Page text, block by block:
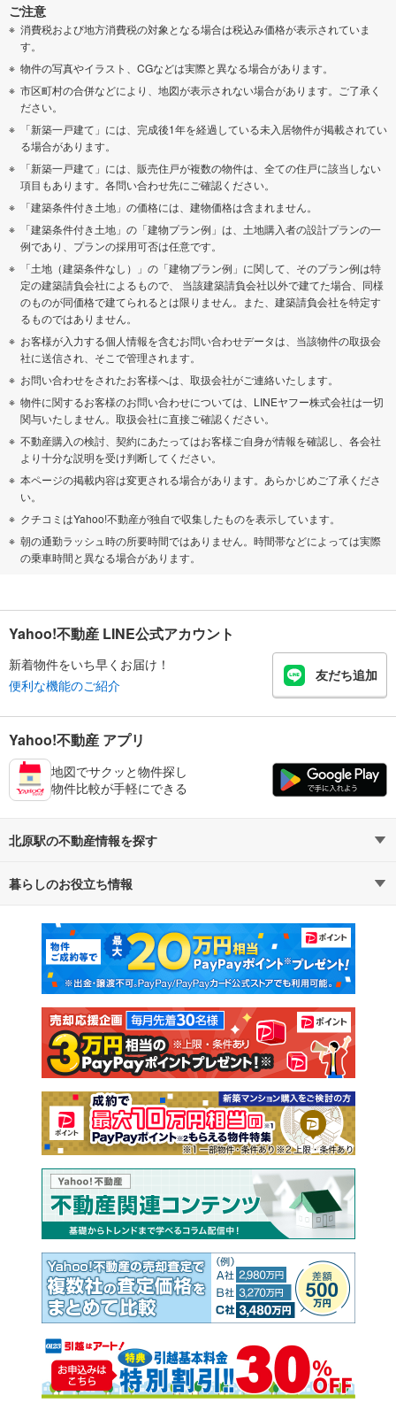
ご注意
消費税および地方消費税の対象となる場合は税込み価格が表示されていま
す。
物件の写真やイラスト、CGなどは実際と異なる場合があります。
市区町村の合併などにより、地図が表示されない場合があります。ご了承く
ださい。
「新築一戸建て」には、完成後1年を経過している未入居物件が掲載されてい
る場合があります。
「新築一戸建て」には、販売住戸が複数の物件は、全ての住戸に該当しない
項目もあります。各問い合わせ先にご確認ください。
「建築条件付き土地」の価格には、建物価格は含まれません。
「建築条件付き土地」の「建物プラン例」は、土地購入者の設計プランの一
例であり、プランの採用可否は任意です。
「土地（建築条件なし）」の「建物プラン例」に関して、そのプラン例は特
定の建築請負会社によるもので、 当該建築請負会社以外で建てた場合、同様
のものが同価格で建てられるとは限りません。また、建築請負会社を特定す
るものではありません。
お客様が入力する個人情報を含むお問い合わせデータは、当該物件の取扱会
社に送信され、そこで管理されます。
お問い合わせをされたお客様へは、取扱会社がご連絡いたします。
物件に関するお客様のお問い合わせについては、LINEヤフー株式会社は一切
関与いたしません。取扱会社に直接ご確認ください。
不動産購入の検討、契約にあたってはお客様ご自身が情報を確認し、各会社
より十分な説明を受け判断してください。
本ページの掲載内容は変更される場合があります。あらかじめご了承くださ
い。
クチコミはYahoo!不動産が独自で収集したものを表示しています。
朝の通勤ラッシュ時の所要時間ではありません。時間帯などによっては実際
の乗車時間と異なる場合があります。
Yahoo!不動産 LINE公式アカウント
新着物件をいち早くお届け！
便利な機能のご紹介
友だち追加
Yahoo!不動産 アプリ
地図でサクッと物件探し
物件比較が手軽にできる
北原駅の不動産情報を探す
不動産・住宅
新築マンション 中古マンション
新築一戸建て 中古一戸建て
注文住宅 土地
売却査定
暮らしのお役立ち情報
マンションカタログ 教えて！住まいの先生